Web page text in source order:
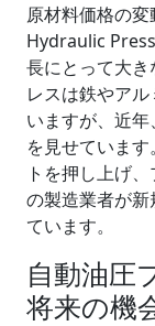
原材料価格の
Hydraulic
長にとって大
レスは鉄やア
いますが、近
を見せていま
トを押し上げ
の製造業者が
ています。
自動油圧
将来の機